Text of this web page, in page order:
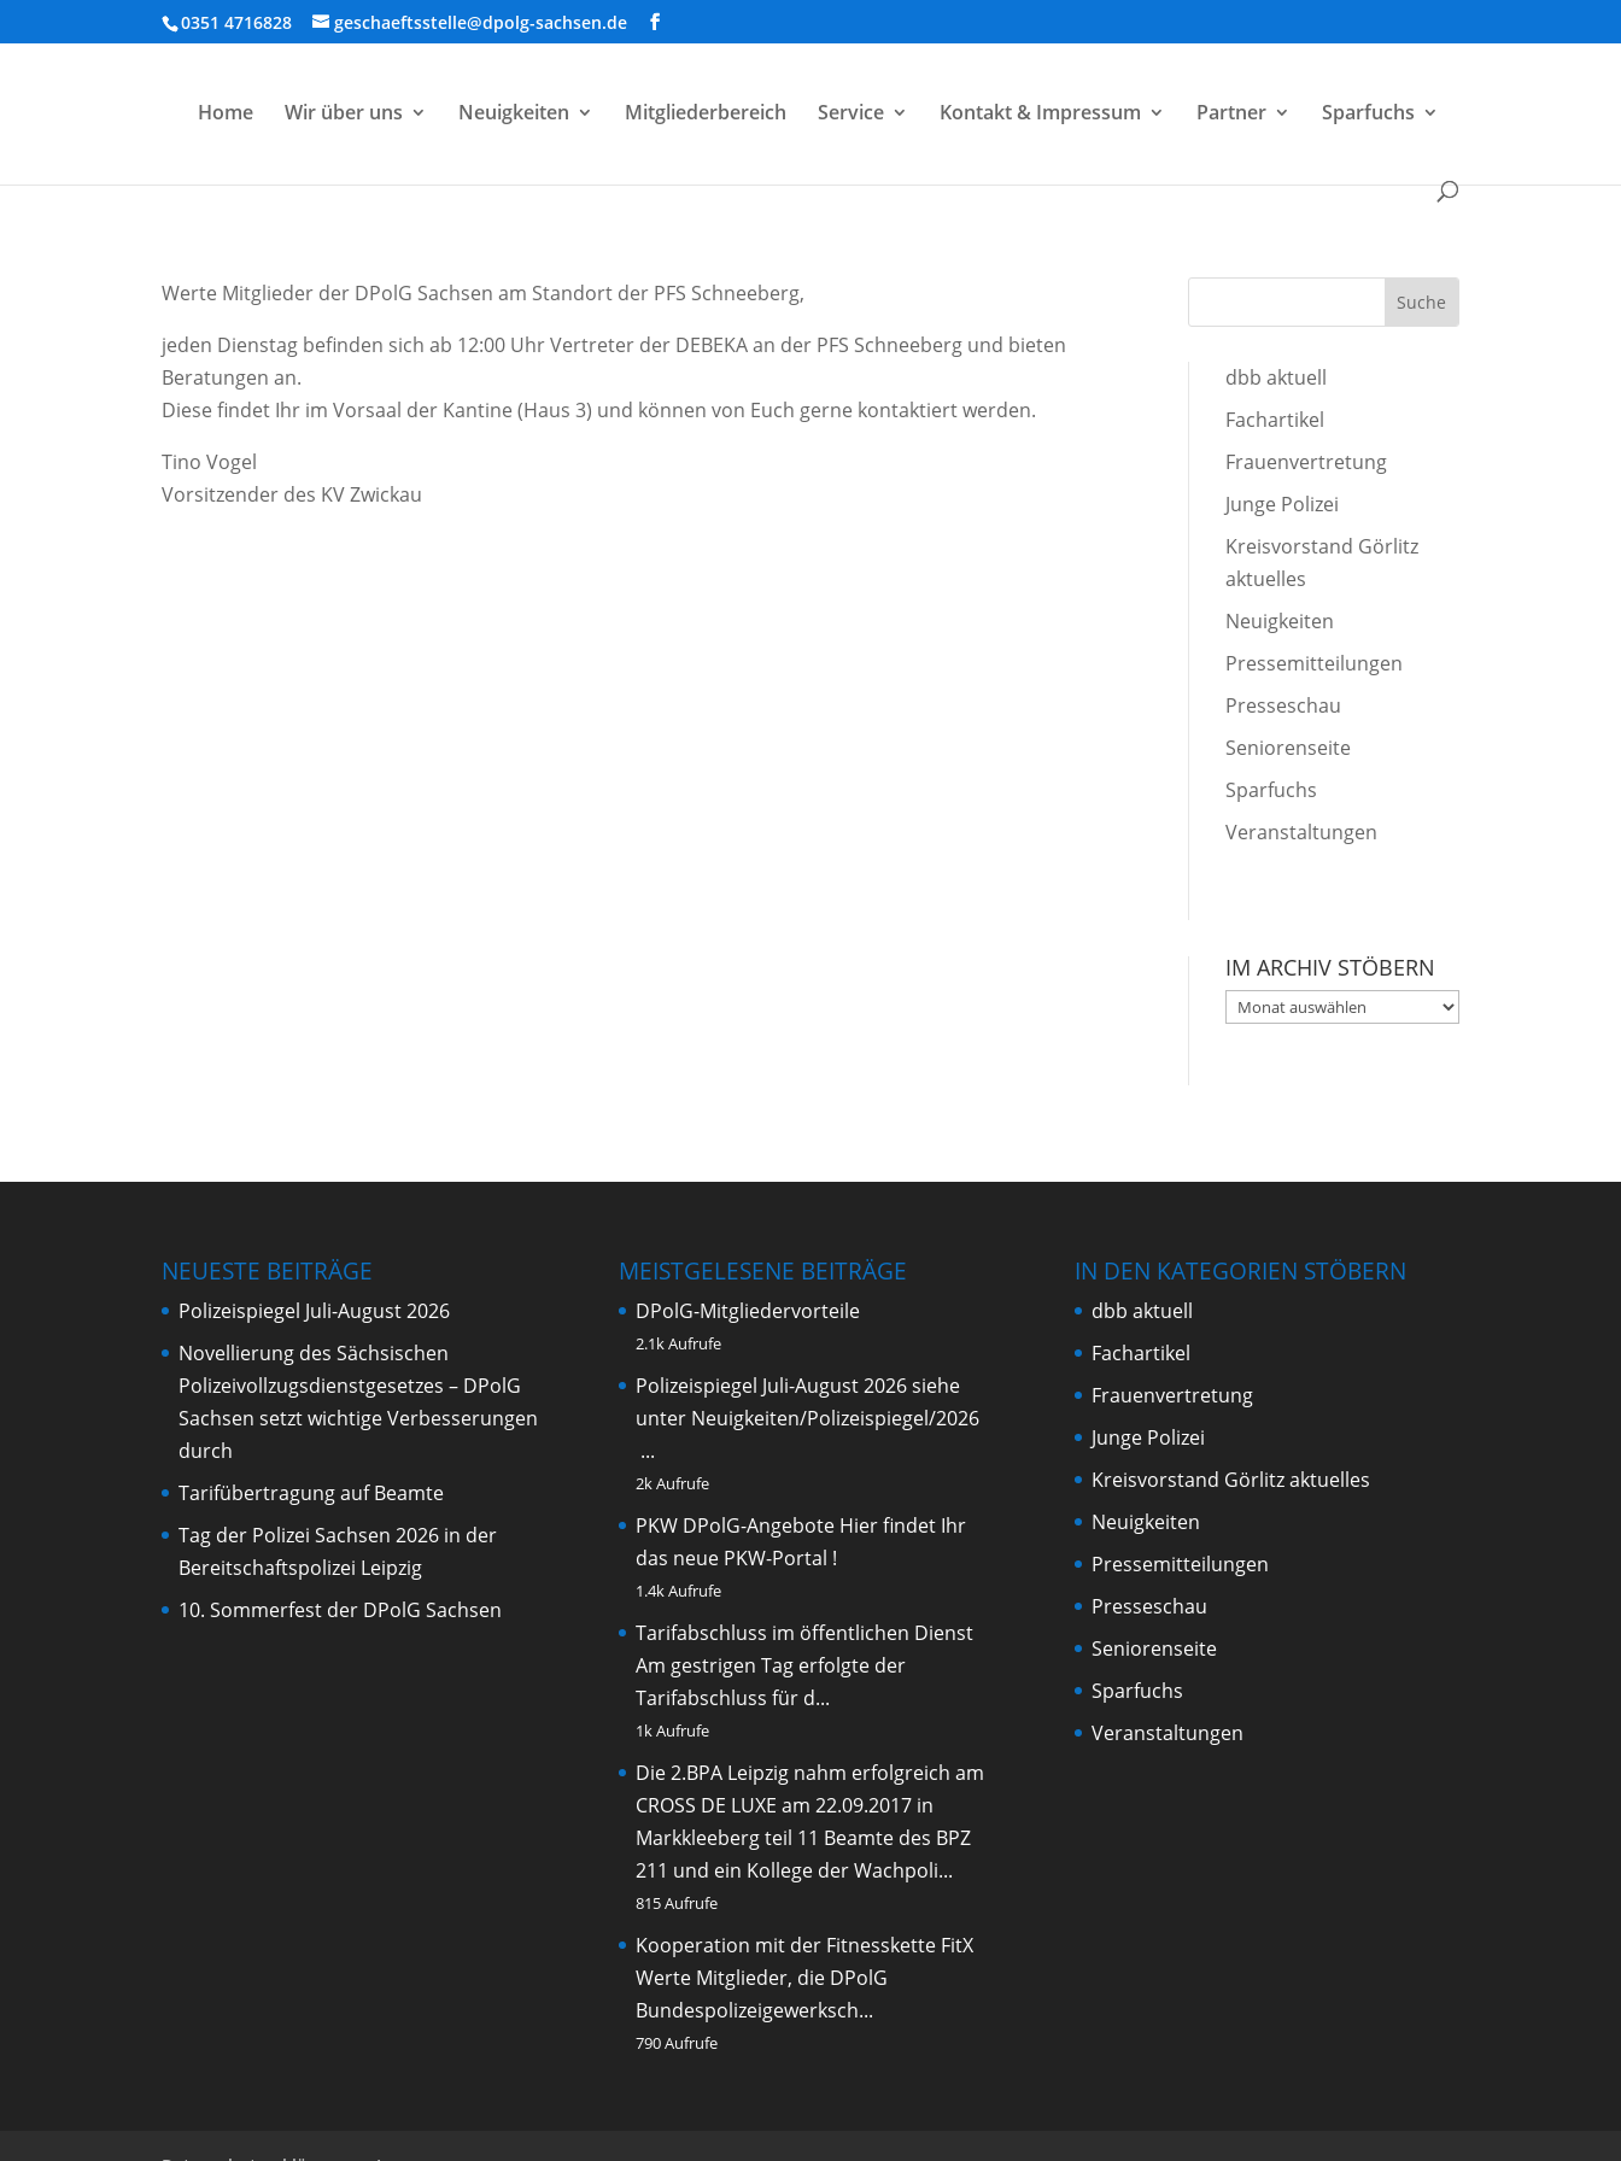
0351 4716828 geschaeftsstelle@dpolg-sachsen.de
Home Wir über uns Neuigkeiten Mitgliederbereich Service Kontakt & Impressum Partner Sparfuchs
Werte Mitglieder der DPolG Sachsen am Standort der PFS Schneeberg,
jeden Dienstag befinden sich ab 12:00 Uhr Vertreter der DEBEKA an der PFS Schneeberg und bieten
Beratungen an.
Diese findet Ihr im Vorsaal der Kantine (Haus 3) und können von Euch gerne kontaktiert werden.
Tino Vogel
Vorsitzender des KV Zwickau
dbb aktuell
Fachartikel
Frauenvertretung
Junge Polizei
Kreisvorstand Görlitz
aktuelles
Neuigkeiten
Pressemitteilungen
Presseschau
Seniorenseite
Sparfuchs
Veranstaltungen
IM ARCHIV STÖBERN
Im
NEUESTE BEITRÄGE
Polizeispiegel Juli-August 2026
Novellierung des Sächsischen
Polizeivollzugsdienstgesetzes – DPolG
Sachsen setzt wichtige Verbesserungen
durch
Tarifübertragung auf Beamte
Tag der Polizei Sachsen 2026 in der
Bereitschaftspolizei Leipzig
10. Sommerfest der DPolG Sachsen
MEISTGELESENE BEITRÄGE
DPolG-Mitgliedervorteile
2.1k Aufrufe
Polizeispiegel Juli-August 2026 siehe
unter Neuigkeiten/Polizeispiegel/2026
...
2k Aufrufe
PKW DPolG-Angebote Hier findet Ihr
das neue PKW-Portal !
1.4k Aufrufe
Tarifabschluss im öffentlichen Dienst
Am gestrigen Tag erfolgte der
Tarifabschluss für d...
1k Aufrufe
Die 2.BPA Leipzig nahm erfolgreich am
CROSS DE LUXE am 22.09.2017 in
Markkleeberg teil 11 Beamte des BPZ
211 und ein Kollege der Wachpoli...
815 Aufrufe
Kooperation mit der Fitnesskette FitX
Werte Mitglieder, die DPolG
Bundespolizeigewerksch...
790 Aufrufe
IN DEN KATEGORIEN STÖBERN
dbb aktuell
Fachartikel
Frauenvertretung
Junge Polizei
Kreisvorstand Görlitz aktuelles
Neuigkeiten
Pressemitteilungen
Presseschau
Seniorenseite
Sparfuchs
Veranstaltungen